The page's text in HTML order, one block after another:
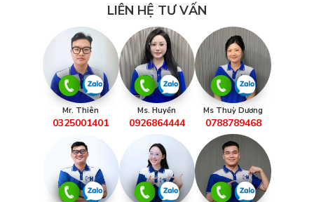
LIÊN HỆ TƯ VẤN
Mr. Thiên
0325001401
Ms. Huyền
0926864444
Ms Thuỳ Dương
0788789468